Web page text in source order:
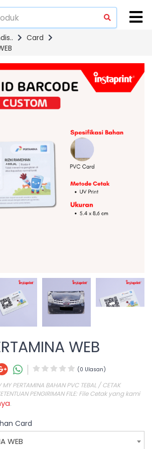
Card
WEB
(0 Ulasan)
MY PERTAMINA BAHAN PVC TEBAL / CETAK
PENGIRIMAN FILE: File Cetak yang kami
.
Card
WEB